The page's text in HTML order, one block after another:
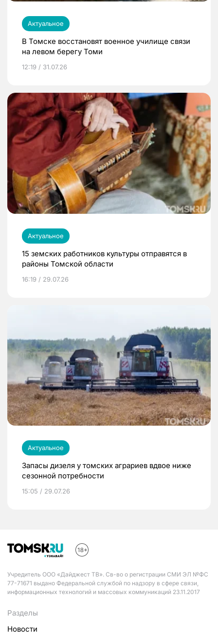
Актуальное
В Томске восстановят военное училище связи
на левом берегу Томи
12:19 / 31.07.26
Актуальное
15 земских работников культуры отправятся в
районы Томской области
16:19 / 29.07.26
Актуальное
Запасы дизеля у томских аграриев вдвое ниже
сезонной потребности
15:05 / 29.07.26
Учредитель ООО «Дайджест ТВ». Св-во о регистрации СМИ ЭЛ №ФС
77-71671 выдано Федеральной службой по надзору в сфере связи,
информационных технологий и массовых коммуникаций 23.11.2017
Разделы
Новости